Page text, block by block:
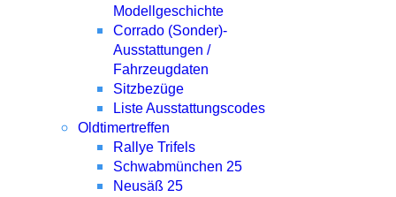
Modellgeschichte
Corrado (Sonder)-
Ausstattungen /
Fahrzeugdaten
Sitzbezüge
Liste Ausstattungscodes
Oldtimertreffen
Rallye Trifels
Schwabmünchen 25
Neusäß 25